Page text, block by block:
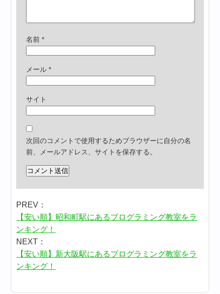
名前*
メール*
サイト
次回のコメントで使用するためブラウザーに自分の名
前、メールアドレス、サイトを保存する。
PREV：
【安い順】昭和町駅にあるプログラミング教室をラ
ンキング！
NEXT：
【安い順】新大阪駅にあるプログラミング教室をラ
ンキング！